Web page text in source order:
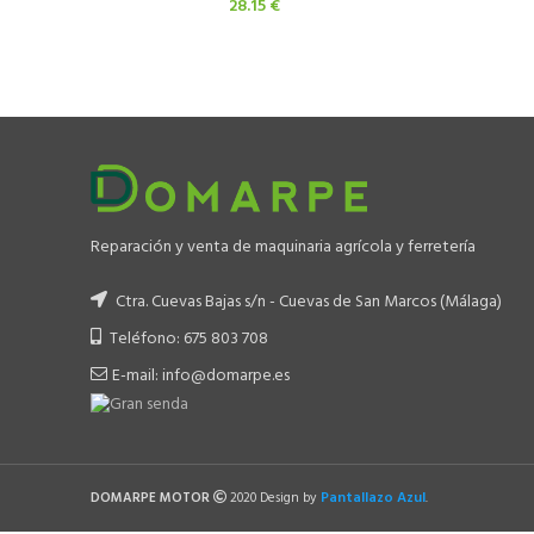
28.15€
Reparación y venta de maquinaria agrícola y ferretería
Ctra. Cuevas Bajas s/n - Cuevas de San Marcos (Málaga)
Teléfono: 675 803 708
E-mail: info@domarpe.es
DOMARPE MOTOR 2020 Design by Pantallazo Azul.